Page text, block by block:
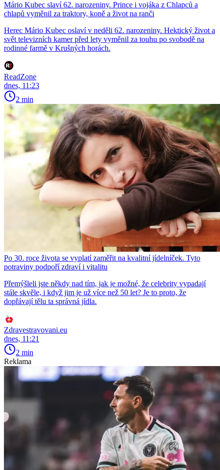
Mário Kubec slaví 62. narozeniny. Prince i vojáka z Chlapců a
chlapů vyměnil za traktory, koně a život na ranči
Herec Mário Kubec oslaví v neděli 62. narozeniny. Hektický život a
svět televizních kamer před lety vyměnil za touhu po svobodě na
rodinné farmě v Krušných horách.
ReadZone
dnes, 11:23
2 min
Po 30. roce života se vyplatí zaměřit na kvalitní jídelníček. Tyto
potraviny podpoří zdraví i vitalitu
Přemýšleli jste někdy nad tím, jak je možné, že celebrity vypadají
stále skvěle, i když jim je už více než 50 let? Je to proto, že
dopřávají tělu ta správná jídla.
Zdravestravovani.eu
dnes, 11:21
2 min
Reklama